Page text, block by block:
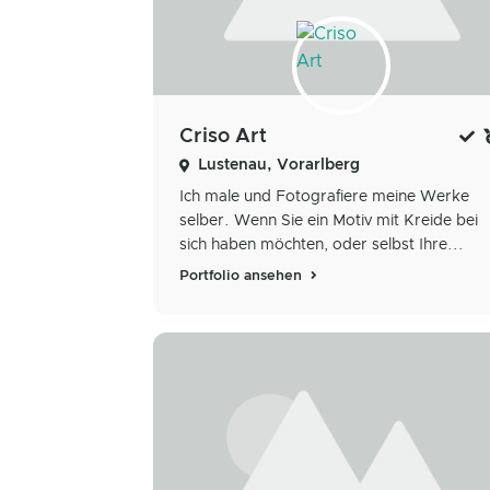
Criso Art
Lustenau, Vorarlberg
Ich male und Fotografiere meine Werke
selber. Wenn Sie ein Motiv mit Kreide bei
sich haben möchten, oder selbst Ihre...
Portfolio ansehen